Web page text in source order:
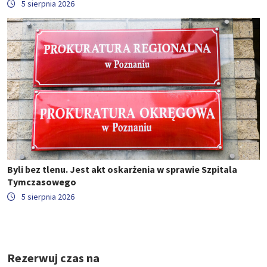
5 sierpnia 2026
Byli bez tlenu. Jest akt oskarżenia w sprawie Szpitala
Tymczasowego
5 sierpnia 2026
Rezerwuj czas na